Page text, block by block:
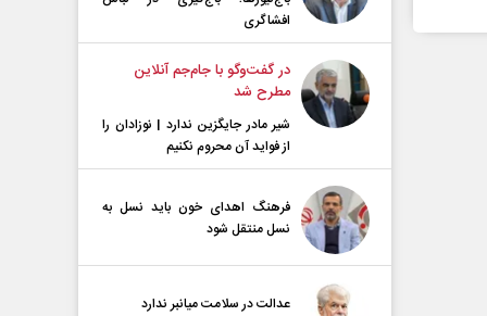
افشاگری
در گفت‌و‌گو با جام‌جم آنلاین
مطرح شد
شیر مادر جایگزین ندارد | نوزادان را
از فواید آن محروم نکنیم
فرهنگ اهدای خون باید نسل به
نسل منتقل شود
عدالت در سلامت میانبر ندارد